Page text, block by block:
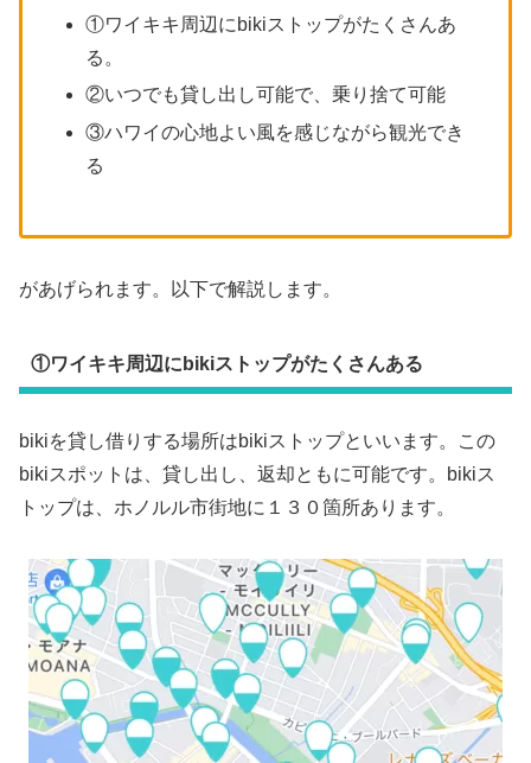
①ワイキキ周辺にbikiストップがたくさんあ
る。
②いつでも貸し出し可能で、乗り捨て可能
③ハワイの心地よい風を感じながら観光でき
る
があげられます。以下で解説します。
①ワイキキ周辺にbikiストップがたくさんある
bikiを貸し借りする場所はbikiストップといいます。この
bikiスポットは、貸し出し、返却ともに可能です。bikiス
トップは、ホノルル市街地に１３０箇所あります。